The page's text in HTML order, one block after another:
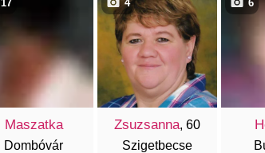
Maszatka
Dombóvár
17
Zsuzsanna, 60
Szigetbecse
4 6